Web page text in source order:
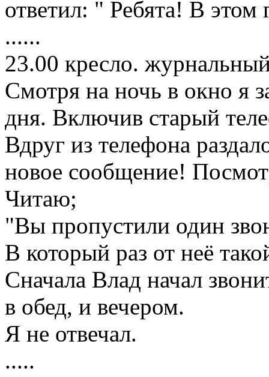
ответил: " Ребята! В этом
......
23.00 кресло.
Смотря на ночь в окно я
дня. Включив старый
Вдруг из телефона
новое сообщение!
Читаю;
"Вы пропустили один
В который раз от неё
Сначала Влад начал
в обед, и вечером.
Я не отвечал.
.....